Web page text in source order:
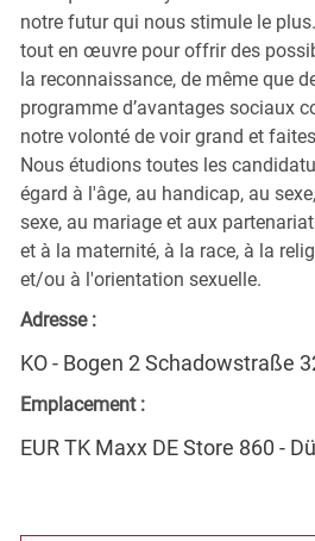
notre futur qui nous stimule le
tout en œuvre pour offrir des
la reconnaissance, de même que
programme d’avantages sociaux
notre volonté de voir grand et
Nous étudions toutes les
égard à l'âge, au handicap, au
sexe, au mariage et aux
et à la maternité, à la race, à la
et/ou à l'orientation sexuelle.
Adresse :
KO - Bogen 2 Schadowstraße
Emplacement :
EUR TK Maxx DE Store 860 -